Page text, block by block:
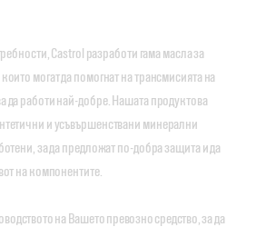
Castrol разработи гама масла за
могат да помогнат на трансмисията на
да работи най-добре. Нашата продуктова
и усъвършенствани минерални
за да предложат по-добра защита и да
на компонентите.
на Вашето превозно средство, за да